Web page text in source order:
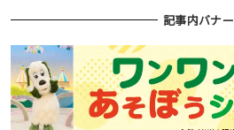
記事内バナー